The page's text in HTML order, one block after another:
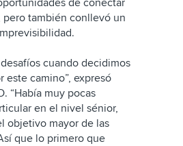
de conectar
también conllevó un
cuando decidimos
este camino”, expresó
“Había muy pocas
en el nivel sénior,
objetivo mayor de las
que lo primero que